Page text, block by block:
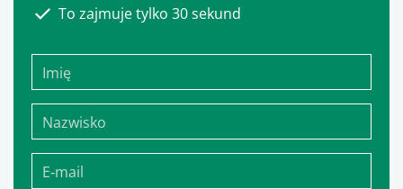
To zajmuje tylko 30 sekund